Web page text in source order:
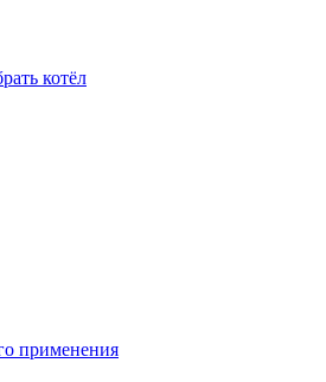
котёл
применения